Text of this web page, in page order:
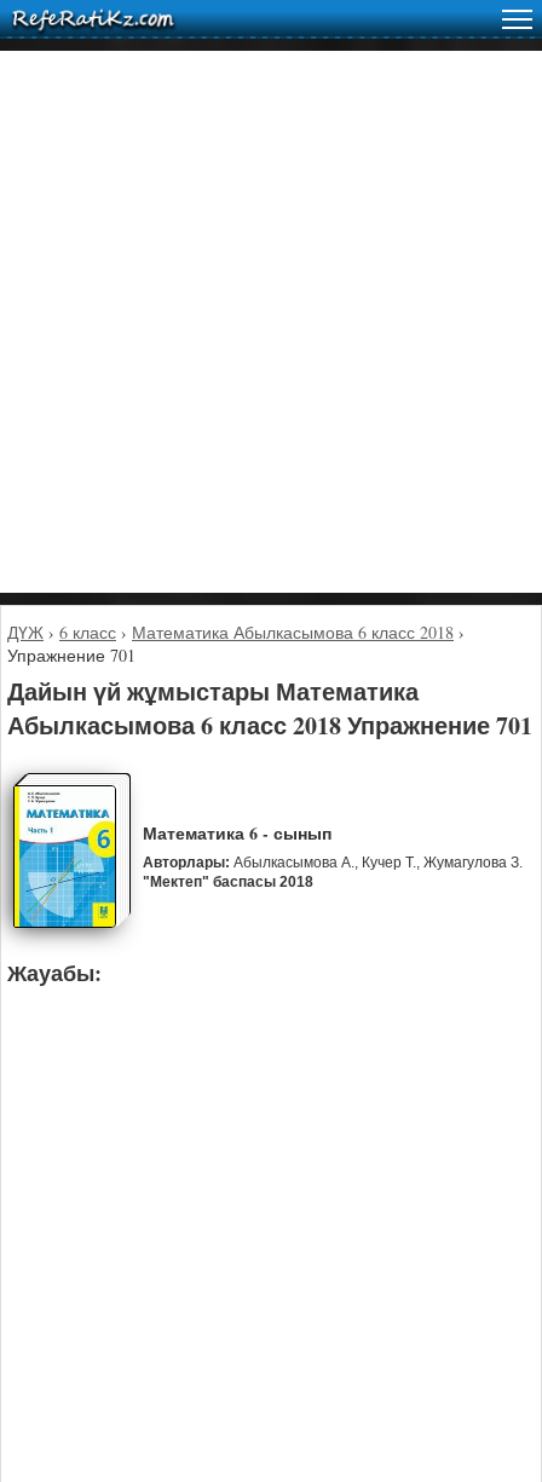
ДҮЖ › 6 класс › Математика Абылкасымова 6 класс 2018 ›
Упражнение 701
Дайын үй жұмыстары Математика
Абылкасымова 6 класс 2018 Упражнение 701
Математика 6 - сынып
Авторлары: Абылкасымова А., Кучер Т., Жумагулова З.
"Мектеп" баспасы 2018
Жауабы: